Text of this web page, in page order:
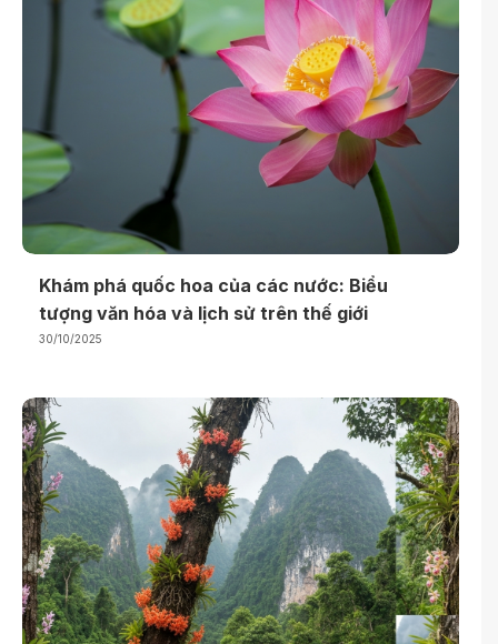
Khám phá quốc hoa của các nước: Biểu
tượng văn hóa và lịch sử trên thế giới
30/10/2025